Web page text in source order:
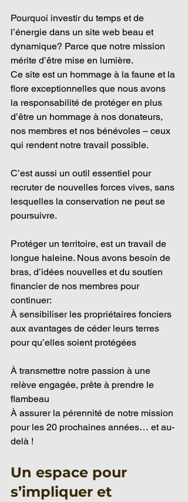
Pourquoi investir du temps et de
l’énergie dans un site web beau et
dynamique? Parce que notre mission
mérite d’être mise en lumière.
Ce site est un hommage à la faune et la
flore exceptionnelles que nous avons
la responsabilité de protéger en plus
d’être un hommage à nos donateurs,
nos membres et nos bénévoles – ceux
qui rendent notre travail possible.
C’est aussi un outil essentiel pour
recruter de nouvelles forces vives, sans
lesquelles la conservation ne peut se
poursuivre.
Protéger un territoire, est un travail de
longue haleine. Nous avons besoin de
bras, d’idées nouvelles et du soutien
financier de nos membres pour
continuer:
À sensibiliser les propriétaires fonciers
aux avantages de céder leurs terres
pour qu’elles soient protégées
À transmettre notre passion à une
relève engagée, prête à prendre le
flambeau
À assurer la pérennité de notre mission
pour les 20 prochaines années… et au-
delà !
Un espace pour
s’impliquer et